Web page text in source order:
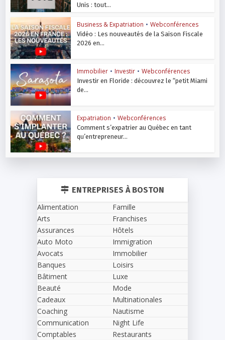
Unis : tout...
Business & Expatriation • Webconférences
Vidéo : Les nouveautés de la Saison Fiscale
2026 en...
Immobilier • Investir • Webconférences
Investir en Floride : découvrez le “petit Miami
de...
Expatriation • Webconférences
Comment s’expatrier au Québec en tant
qu’entrepreneur...
ENTREPRISES À BOSTON
Alimentation
Arts
Assurances
Auto Moto
Avocats
Banques
Bâtiment
Beauté
Cadeaux
Coaching
Communication
Comptables
Famille
Franchises
Hôtels
Immigration
Immobilier
Loisirs
Luxe
Mode
Multinationales
Nautisme
Night Life
Restaurants